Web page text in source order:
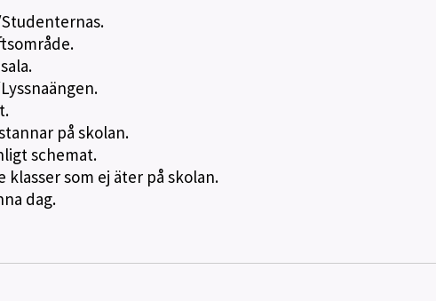
på skolan.
schemat.
som ej äter på skolan.
dag.